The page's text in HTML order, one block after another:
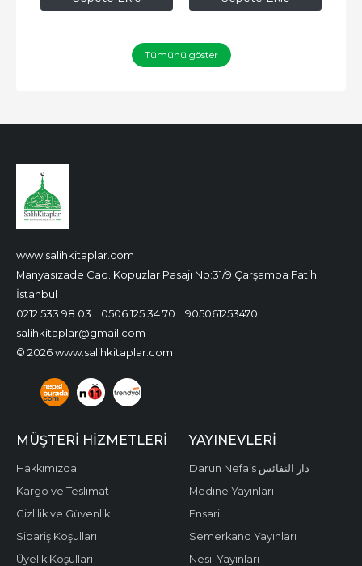
Tümünü göster
www.salihkitaplar.com
Manyasızade Cad. Kopuzlar Pasajı No:31/9 Çarşamba Fatih
İstanbul
0212 533 98 03
0506 125 34 70
905061253470
salihkitaplar@gmail.com
© 2026 www.salihkitaplar.com
MÜŞTERI HIZMETLERI
Hakkımızda
Kargo ve Teslimat
Gizlilik ve Güvenlik
Sipariş Koşulları
Üyelik Koşulları
YAYINEVLERI
Darun Nefais دار النفائس
Medine Yayınları
Ensari
Semerkand Yayınları
Nesil Yayınları